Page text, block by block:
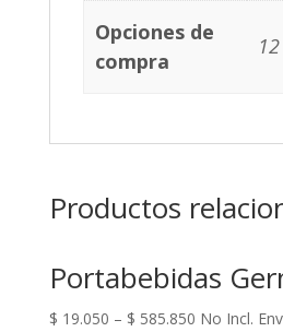
Opciones de
compra
Productos
Portabebidas
$ 19.050 – $ 585.850 No Incl.